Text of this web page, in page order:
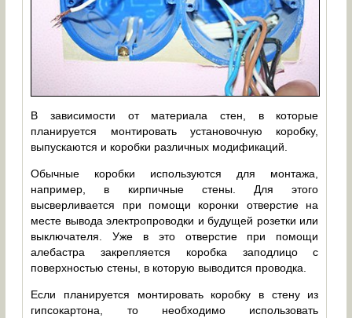
В зависимости от материала стен, в которые
планируется монтировать установочную коробку,
выпускаются и коробки различных модификаций.
Обычные коробки используются для монтажа,
например, в кирпичные стены. Для этого
высверливается при помощи коронки отверстие на
месте вывода электропроводки и будущей розетки или
выключателя. Уже в это отверстие при помощи
алебастра закрепляется коробка заподлицо с
поверхностью стены, в которую выводится проводка.
Если планируется монтировать коробку в стену из
гипсокартона, то необходимо использовать